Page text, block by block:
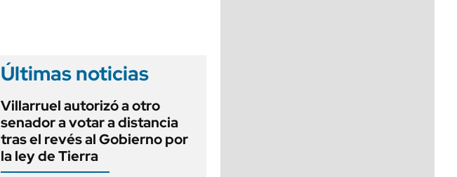
Últimas noticias
Villarruel autorizó a otro
senador a votar a distancia
tras el revés al Gobierno por
la ley de Tierra